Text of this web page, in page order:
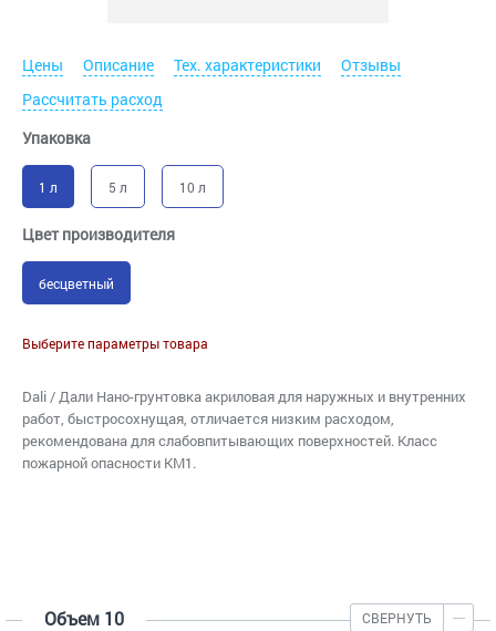
Цены Описание Тех. характеристики
Отзывы
Рассчитать расход
Упаковка
1 л 5 л 10 л
Цвет производителя
бесцветный
Выберите параметры товара
Dali / Дали Нано-грунтовка акриловая для наружных и внутренних
работ, быстросохнущая, отличается низким расходом,
рекомендована для слабовпитывающих поверхностей. Класс
пожарной опасности КМ1.
Объем 10 СВЕРНУТЬ